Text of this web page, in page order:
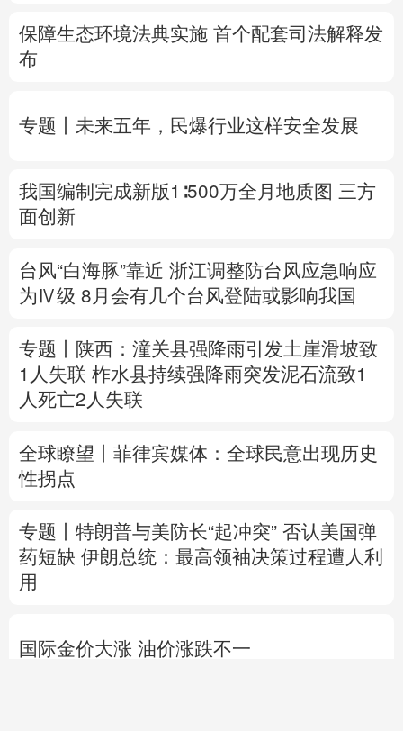
保障生态环境法典实施 首个配套司法解释发
布
专题丨 未来五年，民爆行业这样安全发展
我国编制完成新版1∶500万全月地质图 三方
面创新
台风“白海豚”靠近 浙江调整防台风应急响应
为Ⅳ级 8月 会有几个台风登陆或影响我国
专题丨
陕西：潼关县强降雨引发土崖滑坡致
1人失联 柞水县持续强降雨突发泥石流致1
人死亡2人失联
全球瞭望丨菲律宾媒体：全球民意出现历史
性拐点
专题丨 特朗普与美防长“起冲突” 否认美国弹
药短缺 伊朗总统：最高领袖决策过程遭人利
用
国际金价大涨 油价涨跌不一